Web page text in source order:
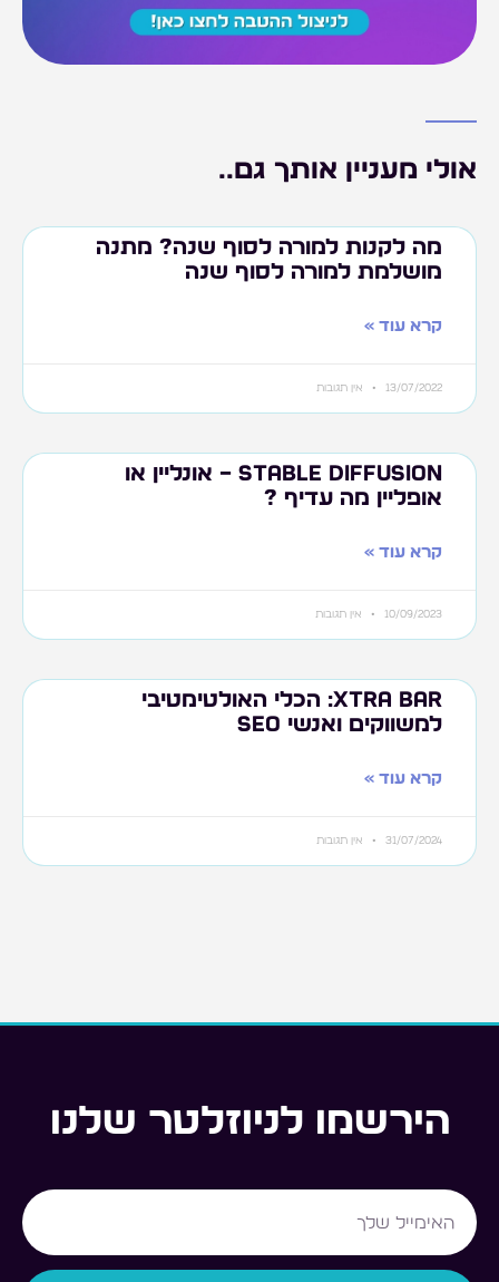
אולי מעניין אותך גם..
מה לקנות למורה לסוף שנה? מתנה
מושלמת למורה לסוף שנה
קרא עוד »
13/07/2022 אין תגובות
stable diffusion – אונליין או
אופליין מה עדיף ?
קרא עוד »
10/09/2023 אין תגובות
XTRA BAR: הכלי האולטימטיבי
למשווקים ואנשי SEO
קרא עוד »
31/07/2024 אין תגובות
הירשמו לניוזלטר שלנו
Email